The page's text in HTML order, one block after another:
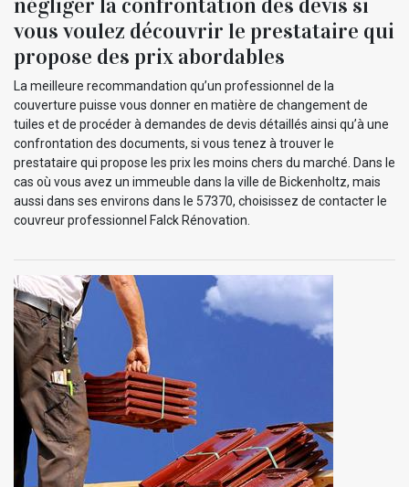
négliger la confrontation des devis si
vous voulez découvrir le prestataire qui
propose des prix abordables
La meilleure recommandation qu’un professionnel de la
couverture puisse vous donner en matière de changement de
tuiles et de procéder à demandes de devis détaillés ainsi qu’à une
confrontation des documents, si vous tenez à trouver le
prestataire qui propose les prix les moins chers du marché. Dans le
cas où vous avez un immeuble dans la ville de Bickenholtz, mais
aussi dans ses environs dans le 57370, choisissez de contacter le
couvreur professionnel Falck Rénovation.